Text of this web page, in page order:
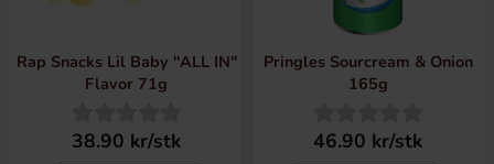
Rap Snacks Lil Baby "ALL IN"
Flavor 71g
38.90 kr/stk
Pringles Sourcream & Onion
165g
46.90 kr/stk